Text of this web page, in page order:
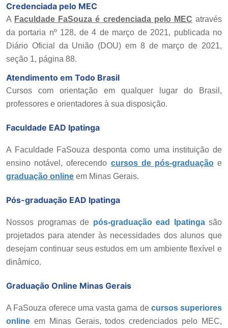
Credenciada pelo MEC
A Faculdade FaSouza é credenciada pelo MEC através
da portaria nº 128, de 4 de março de 2021, publicada no
Diário Oficial da União (DOU) em 8 de março de 2021,
seção 1, página 88.
Atendimento em Todo Brasil
Cursos com orientação em qualquer lugar do Brasil,
professores e orientadores à sua disposição.
Faculdade EAD Ipatinga
A Faculdade FaSouza desponta como uma instituição de
ensino notável, oferecendo cursos de pós-graduaçãoe
graduação online em Minas Gerais.
Pós-graduação EAD Ipatinga
Nossos programas de pós-graduação ead Ipatingasão
projetados para atender às necessidades dos alunos que
desejam continuar seus estudos em um ambiente flexível e
dinâmico.
Graduação Online Minas Gerais
A FaSouza oferece uma vasta gama de cursos superiores
online em Minas Gerais, todos credenciados pelo MEC,